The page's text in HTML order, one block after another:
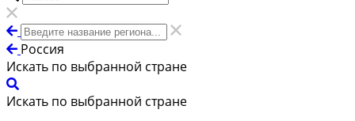
Россия
Искать по выбранной стране
Искать по выбранной стране